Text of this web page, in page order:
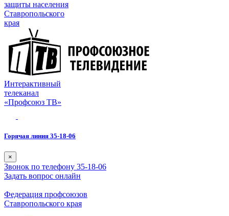
защиты населения
Ставропольского
края
Интерактивный
телеканал
«Профсоюз ТВ»
Горячая линия 35-18-06
×
Звонок по телефону 35-18-06
Задать вопрос онлайн
Федерация профсоюзов
Ставропольского края